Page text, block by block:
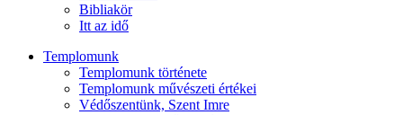
Bibliakör
Itt az idő
Templomunk
Templomunk története
Templomunk művészeti értékei
Védőszentünk, Szent Imre